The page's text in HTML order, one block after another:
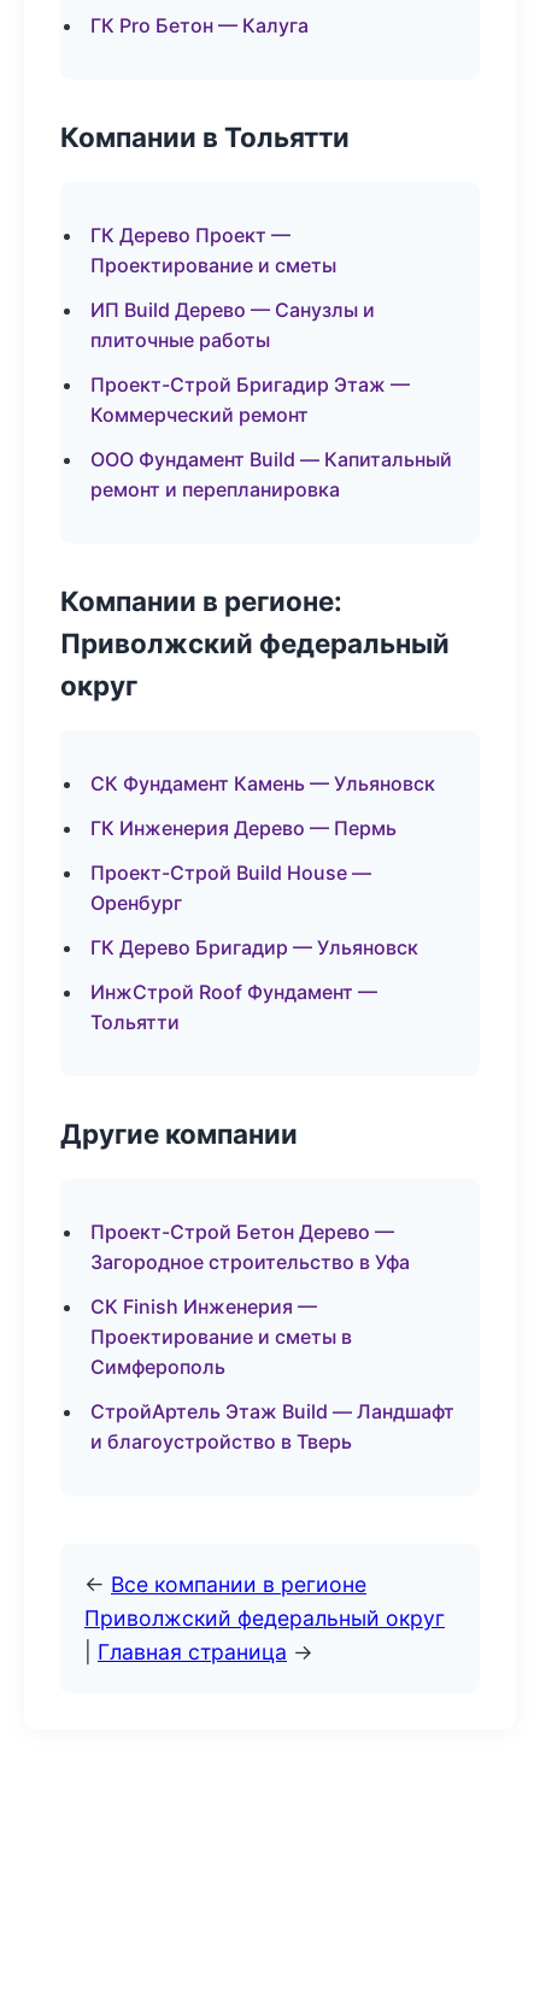
ГК Pro Бетон — Калуга
Компании в Тольятти
ГК Дерево Проект —
Проектирование и сметы
ИП Build Дерево — Санузлы и
плиточные работы
Проект-Строй Бригадир Этаж —
Коммерческий ремонт
ООО Фундамент Build — Капитальный
ремонт и перепланировка
Компании в регионе:
Приволжский федеральный
округ
СК Фундамент Камень — Ульяновск
ГК Инженерия Дерево — Пермь
Проект-Строй Build House —
Оренбург
ГК Дерево Бригадир — Ульяновск
ИнжСтрой Roof Фундамент —
Тольятти
Другие компании
Проект-Строй Бетон Дерево —
Загородное строительство в Уфа
СК Finish Инженерия —
Проектирование и сметы в
Симферополь
СтройАртель Этаж Build — Ландшафт
и благоустройство в Тверь
← Все компании в регионе
Приволжский федеральный округ
Главная страница →